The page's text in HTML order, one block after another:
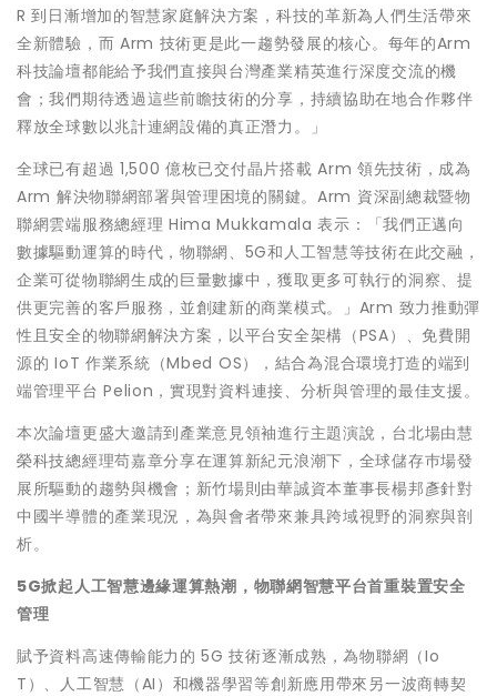
R 到日漸增加的智慧家庭解決方案，科技的革新為人們生活帶來
全新體驗，而 Arm 技術更是此一趨勢發展的核心。每年的Arm
科技論壇都能給予我們直接與台灣產業精英進行深度交流的機
會；我們期待透過這些前瞻技術的分享，持續協助在地合作夥伴
釋放全球數以兆計連網設備的真正潛力。」
全球已有超過 1,500 億枚已交付晶片搭載 Arm 領先技術，成為
Arm 解決物聯網部署與管理困境的關鍵。Arm 資深副總裁暨物
聯網雲端服務總經理 Hima Mukkamala 表示：「我們正邁向
數據驅動運算的時代，物聯網、5G和人工智慧等技術在此交融，
企業可從物聯網生成的巨量數據中，獲取更多可執行的洞察、提
供更完善的客戶服務，並創建新的商業模式。」Arm 致力推動彈
性且安全的物聯網解決方案，以平台安全架構（PSA）、免費開
源的 IoT 作業系統（Mbed OS），結合為混合環境打造的端到
端管理平台 Pelion，實現對資料連接、分析與管理的最佳支援。
本次論壇更盛大邀請到產業意見領袖進行主題演說，台北場由慧
榮科技總經理苟嘉章分享在運算新紀元浪潮下，全球儲存巿場發
展所驅動的趨勢與機會；新竹場則由華誠資本董事長楊邦彥針對
中國半導體的產業現況，為與會者帶來兼具跨域視野的洞察與剖
析。
5G掀起人工智慧邊緣運算熱潮，物聯網智慧平台首重裝置安全
管理
賦予資料高速傳輸能力的 5G 技術逐漸成熟，為物聯網（Io
T）、人工智慧（AI）和機器學習等創新應用帶來另一波商轉契